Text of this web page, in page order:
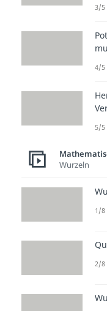
3/5
4/5
5/5
Wurzeln
1/8
2/8